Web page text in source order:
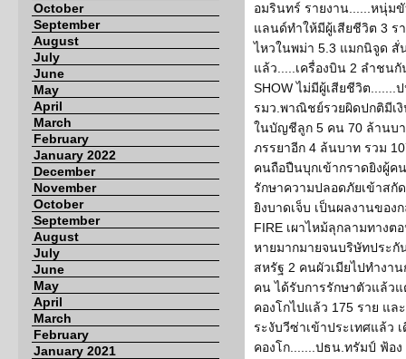
October
September
August
July
June
May
April
March
February
January 2022
December
November
October
September
August
July
June
May
April
March
February
January 2021
อมรินทร์ รายงาน......หนุ่ม
แลนด์ทำให้มีผู้เสียชีวิต 3 ร
ไหวในพม่า 5.3 แมกนิจูด สั่
แล้ว.....เครื่องบิน 2 ลำชนกั
SHOW ไม่มีผู้เสียชีวิต
รมว.พาณิชย์รวยผิดปกติมีเ
ในบัญชีลูก 5 คน 70 ล้านบ
ภรรยาอีก 4 ล้นบาท รวม
คนถือปืนบุกเข้ากราดยิงผู้
รักษาความปลอดภัยเข้าสกั
ยิงบาดเจ็บ เป็นผลงานของ
FIRE เผาไหม้ลุกลามทางต
หายมากมายจนบริษัทประกั
สหรัฐ 2 คนผัวเมียไปทำงา
คน ได้รับการรักษาตัวแล้ว
คองโกไปแล้ว 175 ราย แล
ระงับวีซ่าเข้าประเทศแล้ว
คองโก.......ปธน.ทรัมป์ ฟ้อ